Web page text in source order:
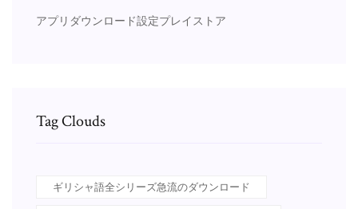
アプリダウンロード設定プレイストア
Tag Clouds
ギリシャ語全シリーズ急流のダウンロード